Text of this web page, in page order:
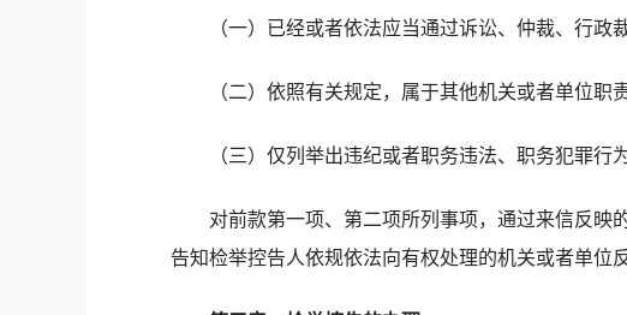
（一）已经或者依法应当通过诉讼、仲裁、行政裁
（二）依照有关规定，属于其他机关或者单位职责
（三）仅列举出违纪或者职务违法、职务犯罪行为
对前款第一项、第二项所列事项，通过来信反映的
告知检举控告人依规依法向有权处理的机关或者单位反